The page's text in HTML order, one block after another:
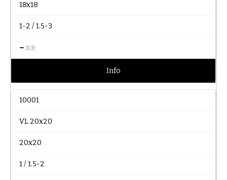
18x18
1-2 / 1.5-3
– KR
Info
10001
VL 20x20
20x20
1 / 1.5-2